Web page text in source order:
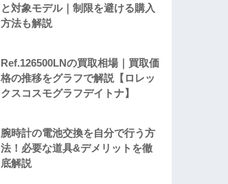
と対象モデル｜制限を避ける購入
方法も解説
Ref.126500LNの買取相場｜買取価
格の推移をグラフで解説【ロレッ
クスコスモグラフデイトナ】
腕時計の電池交換を自分で行う方
法！必要な道具&デメリットを徹
底解説